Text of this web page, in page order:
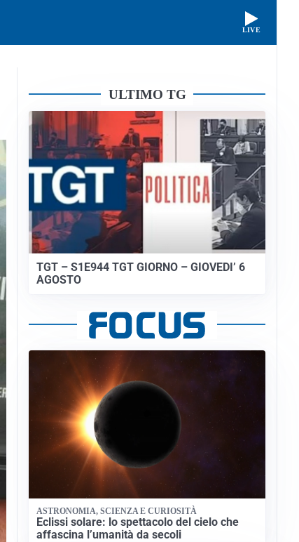
LIVE
ULTIMO TG
TGT – S1E944 TGT GIORNO – GIOVEDI’ 6
AGOSTO
ASTRONOMIA, SCIENZA E CURIOSITÀ
Eclissi solare: lo spettacolo del cielo che
affascina l’umanità da secoli